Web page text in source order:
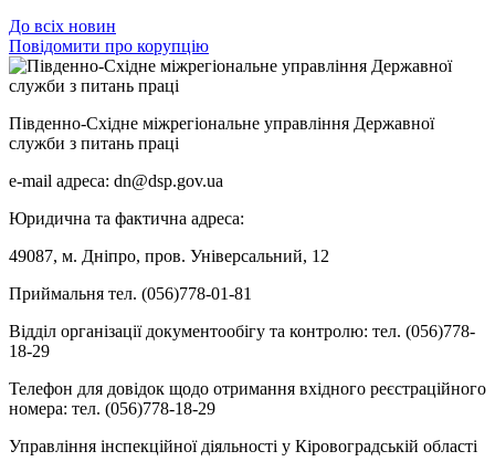
До всіх новин
Повідомити про корупцію
Південно-Східне міжрегіональне управління Державної
служби з питань праці
e-mail адреса: dn@dsp.gov.ua
Юридична та фактична адреса:
49087, м. Дніпро, пров. Універсальний, 12
Приймальня тел. (056)778-01-81
Відділ організації документообігу та контролю: тел. (056)778-
18-29
Телефон для довідок щодо отримання вхідного реєстраційного
номера: тел. (056)778-18-29
Управління інспекційної діяльності у Кіровоградській області